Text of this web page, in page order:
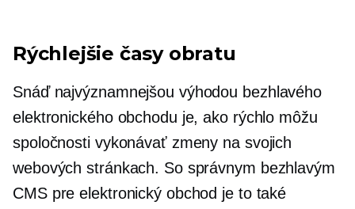
Rýchlejšie časy obratu
Snáď najvýznamnejšou výhodou bezhlavého
elektronického obchodu je, ako rýchlo môžu
spoločnosti vykonávať zmeny na svojich
webových stránkach. So správnym bezhlavým
CMS pre elektronický obchod je to také